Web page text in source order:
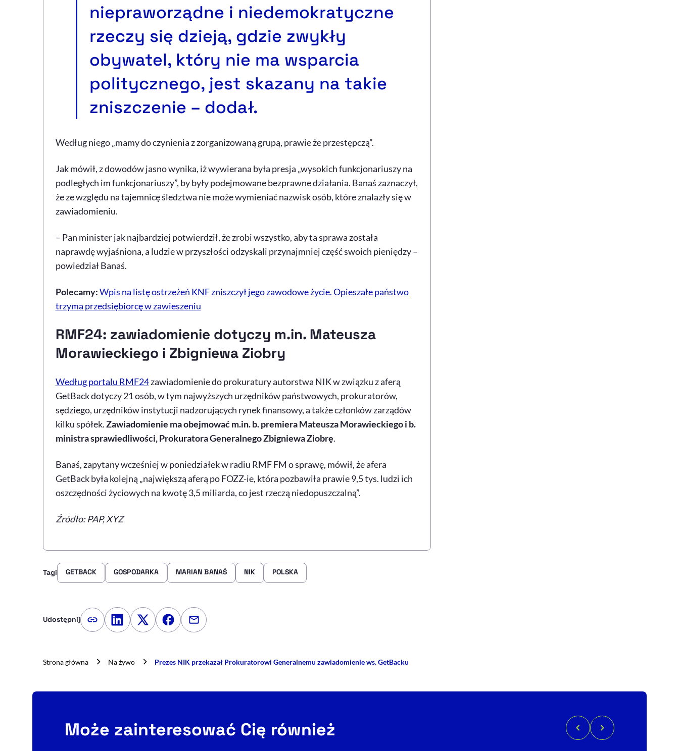
niepraworządne i niedemokratyczne
rzeczy się dzieją, gdzie zwykły
obywatel, który nie ma wsparcia
politycznego, jest skazany na takie
zniszczenie – dodał.
Według niego „mamy do czynienia z zorganizowaną grupą, prawie że przestępczą”.
Jak mówił, z dowodów jasno wynika, iż wywierana była presja „wysokich funkcjonariuszy na
podległych im funkcjonariuszy”, by były podejmowane bezprawne działania. Banaś zaznaczył,
że ze względu na tajemnicę śledztwa nie może wymieniać nazwisk osób, które znalazły się w
zawiadomieniu.
– Pan minister jak najbardziej potwierdził, że zrobi wszystko, aby ta sprawa została
naprawdę wyjaśniona, a ludzie w przyszłości odzyskali przynajmniej część swoich pieniędzy –
powiedział Banaś.
Polecamy:Wpis na listę ostrzeżeń KNF zniszczył jego zawodowe życie. Opieszałe państwo
trzyma przedsiębiorcę w zawieszeniu
RMF24: zawiadomienie dotyczy m.in. Mateusza
Morawieckiego i Zbigniewa Ziobry
Według portalu RMF24zawiadomienie do prokuratury autorstwa NIK w związku z aferą
GetBack dotyczy 21 osób, w tym najwyższych urzędników państwowych, prokuratorów,
sędziego, urzędników instytucji nadzorujących rynek finansowy, a także członków zarządów
kilku spółek.Zawiadomienie ma obejmować m.in. b. premiera Mateusza Morawieckiego i b.
ministra sprawiedliwości, Prokuratora Generalnego Zbigniewa Ziobrę.
Banaś, zapytany wcześniej w poniedziałek w radiu RMF FM o sprawę, mówił, że afera
GetBack była kolejną „największą aferą po FOZZ-ie, która pozbawiła prawie 9,5 tys. ludzi ich
oszczędności życiowych na kwotę 3,5 miliarda, co jest rzeczą niedopuszczalną”.
Źródło: PAP, XYZ
Tagi GETBACK GOSPODARKA MARIAN BANAŚ NIK POLSKA
Udostępnij Kopiuj link artykułu
Udostępnij na LinkedIn
Udostępnij na Twitterze
Udostępnij na Facebooku
Udostępnij przez e-mail
Strona główna Na żywo Prezes NIK przekazał Prokuratorowi Generalnemu zawiadomienie ws. GetBacku
Może zainteresować Cię również